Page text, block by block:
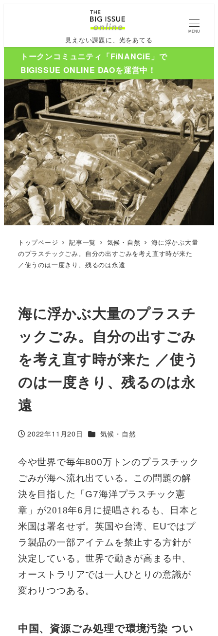
見えない課題に、光をあてる
MENU
トークンコミュニティ「FiNANCiE」で
BIGISSUE ONLINE DAOを運営中！
トップページ 記事一覧 気候・自然
海に浮かぶ大量
のプラスチックごみ。自分の出すごみを考え直す時が来た
／使うのは一度きり、残るのは永遠
海に浮かぶ大量のプラスチ
ックごみ。自分の出すごみ
を考え直す時が来た ／使う
のは一度きり、残るのは永
遠
投稿日
2022年11月20日 カテゴリー
気候・自然
今や世界で毎年800万トンのプラスチック
ごみが海へ流れ出ている。この問題の解
決を目指した「 G7海洋プラスチック憲
章」が2018年6 月に提唱されるも、日本と
米国は署名せず。英国や台湾、 EUではプ
ラ製品の一部アイテムを禁止する方針が
決定している。世界で動きが高まる中、
オーストラリアでは一人ひとりの意識が
変わりつつある。
中国、資源ごみ処理で環境汚染 つい